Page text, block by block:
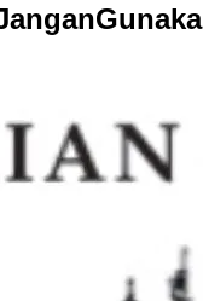
anganGunaka